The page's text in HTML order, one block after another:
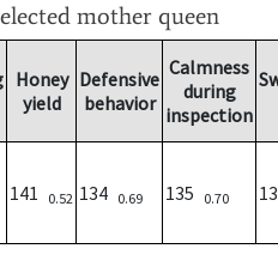
mother queen
Honey
yield
Defensive
behavior
Calmness
during
inspection
141 0.52 134 0.69 135 0.70